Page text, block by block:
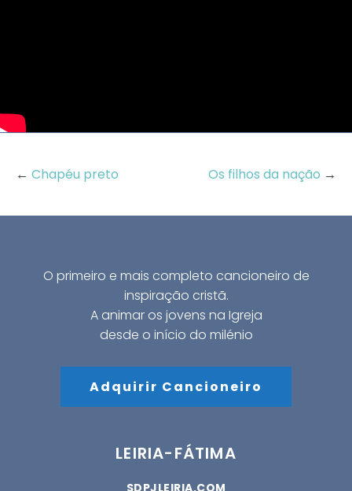
← Chapéu preto Os filhos da nação →
O primeiro e mais completo cancioneiro de
inspiração cristã.
A animar os jovens na Igreja
desde o início do milénio
Adquirir Cancioneiro
LEIRIA-FÁTIMA